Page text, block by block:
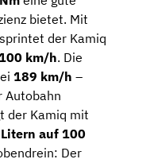
bietet. Mit
sprintet der Kamiq
km/h. Die
189 km/h –
Autobahn
der Kamiq mit
auf 100
Der